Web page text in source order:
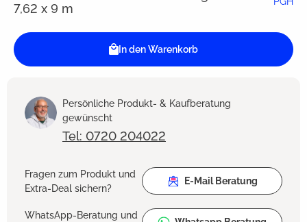
7,62 x 9 m
In den Warenkorb
Persönliche Produkt- & Kaufberatung
gewünscht
Tel: 0720 204022
Fragen zum Produkt und
Extra-Deal sichern?
E-Mail Beratung
WhatsApp-Beratung und